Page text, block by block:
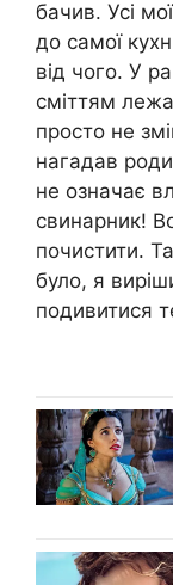
бачив. Усі
до самої
від чого. У
сміттям
просто не
нагадав
не означає
свинарник!
почистити.
було, я
подивитися